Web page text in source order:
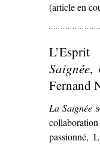
(article en
L’Esprit
Saignée,
Fernand
La Saignée
passionné,